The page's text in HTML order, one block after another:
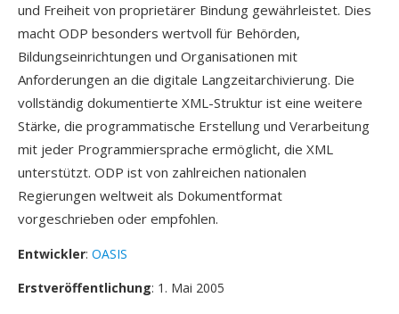
und Freiheit von proprietärer Bindung gewährleistet. Dies
macht ODP besonders wertvoll für Behörden,
Bildungseinrichtungen und Organisationen mit
Anforderungen an die digitale Langzeitarchivierung. Die
vollständig dokumentierte XML-Struktur ist eine weitere
Stärke, die programmatische Erstellung und Verarbeitung
mit jeder Programmiersprache ermöglicht, die XML
unterstützt. ODP ist von zahlreichen nationalen
Regierungen weltweit als Dokumentformat
vorgeschrieben oder empfohlen.
Entwickler: OASIS
Erstveröffentlichung: 1. Mai 2005